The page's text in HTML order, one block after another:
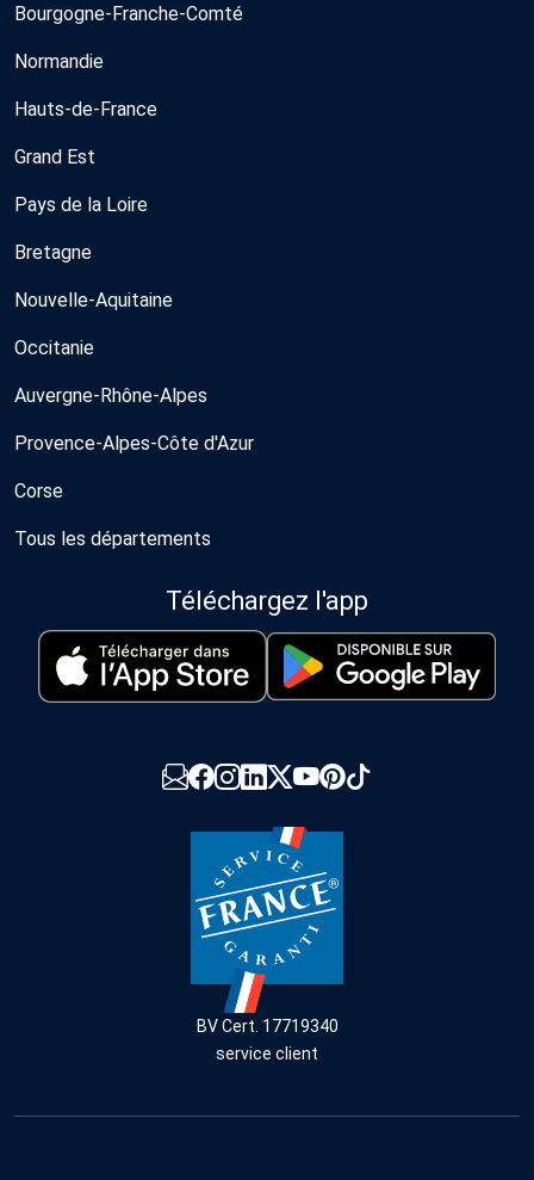
Bourgogne-Franche-Comté
Normandie
Hauts-de-France
Grand Est
Pays de la Loire
Bretagne
Nouvelle-Aquitaine
Occitanie
Auvergne-Rhône-Alpes
Provence-Alpes-Côte d'Azur
Corse
Tous les départements
Téléchargez l'app
BV Cert. 17719340
service client